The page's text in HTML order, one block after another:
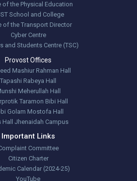
of the Physical Education
School and College
of the Transport Director
Cyber Centre
and Students Centre (TSC)
Provost Offices
Mashiur Rahman Hall
Tapashi Rabeya Hall
Meherullah Hall
Taramon Bibi Hall
Golam Mostofa Hall
Hall Jhenaidah Campus
Important Links
Committee
Citizen Charter
Calendar (2024-25)
YouTube